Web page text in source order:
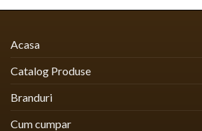
Acasa
Catalog Produse
Branduri
Cum cumpar